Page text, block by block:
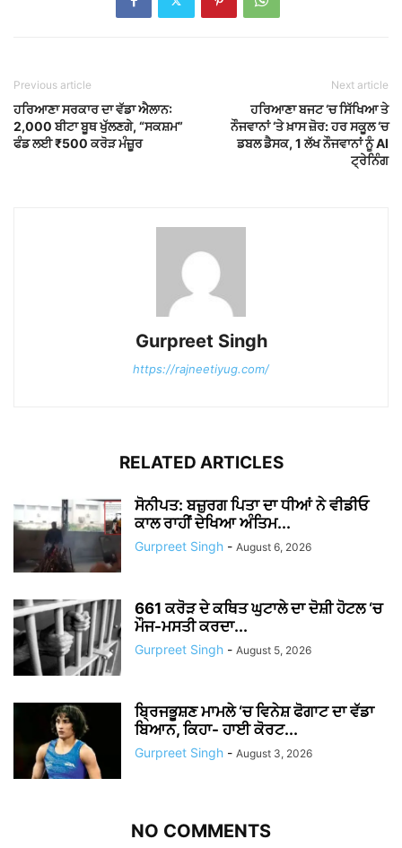
Previous article
ਹਰਿਆਣਾ ਸਰਕਾਰ ਦਾ ਵੱਡਾ ਐਲਾਨ:
2,000 ਬੀਟਾ ਬੂਥ ਖੁੱਲਣਗੇ, “ਸਕਸ਼ਮ”
ਫੰਡ ਲਈ ₹500 ਕਰੋੜ ਮੰਜ਼ੂਰ
Next article
ਹਰਿਆਣਾ ਬਜਟ ‘ਚ ਸਿੱਖਿਆ ਤੇ
ਨੌਜਵਾਨਾਂ ‘ਤੇ ਖ਼ਾਸ ਜ਼ੋਰ: ਹਰ ਸਕੂਲ ‘ਚ
ਡਬਲ ਡੈਸਕ, 1 ਲੱਖ ਨੌਜਵਾਨਾਂ ਨੂੰ AI
ਟ੍ਰੇਨਿੰਗ
Gurpreet Singh
https://rajneetiyug.com/
RELATED ARTICLES
ਸੋਨੀਪਤ: ਬਜ਼ੁਰਗ ਪਿਤਾ ਦਾ ਧੀਆਂ ਨੇ ਵੀਡੀਓ
ਕਾਲ ਰਾਹੀਂ ਦੇਖਿਆ ਅੰਤਿਮ...
Gurpreet Singh - August 6, 2026
661 ਕਰੋੜ ਦੇ ਕਥਿਤ ਘੁਟਾਲੇ ਦਾ ਦੋਸ਼ੀ ਹੋਟਲ ‘ਚ
ਮੌਜ-ਮਸਤੀ ਕਰਦਾ...
Gurpreet Singh - August 5, 2026
ਬ੍ਰਿਜਭੂਸ਼ਣ ਮਾਮਲੇ ‘ਚ ਵਿਨੇਸ਼ ਫੋਗਾਟ ਦਾ ਵੱਡਾ
ਬਿਆਨ, ਕਿਹਾ- ਹਾਈ ਕੋਰਟ...
Gurpreet Singh - August 3, 2026
NO COMMENTS